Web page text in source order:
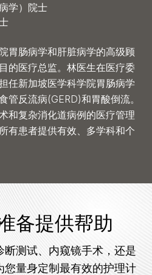
学）院士
胃肠病学和肝脏病学的高级顾
的医疗总监。林医生在医疗委
任新加坡医学科学院胃肠病学
管反流病(GERD)和胃酸倒流。
和复杂消化道病例的医疗管理
有患者提供有效、多学科和个
备提供帮助
测试、内窥镜手术，还是
您量身定制最有效的护理计